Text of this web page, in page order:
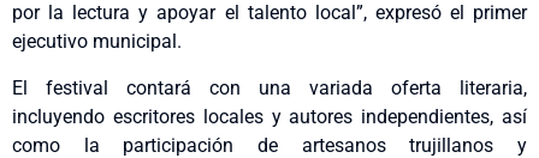
por la lectura y apoyar el talento local”, expresó el primer
ejecutivo municipal.
El festival contará con una variada oferta literaria,
incluyendo escritores locales y autores independientes, así
como la participación de artesanos trujillanos y